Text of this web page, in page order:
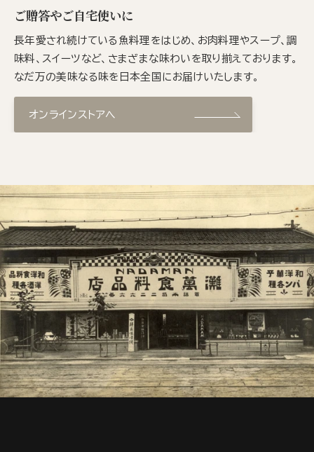
ご贈答やご自宅使いに
長年愛され続けている魚料理をはじめ、お肉料理やスープ、調
味料、スイーツなど、さまざまな味わいを取り揃えております。
なだ万の美味なる味を日本全国にお届けいたします。
オンラインストアへ